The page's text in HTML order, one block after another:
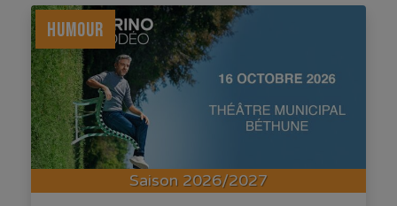
Saison 2026/2027
HUMOUR